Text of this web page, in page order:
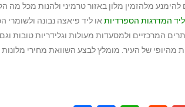
להימנע מלהזמין מלון באזור טרמיני ולהנות מכל מה
המדרגות הספרדיות או ליד פיאצה נבונה
המרכזיים ולמסעדות מעולות וגלידריות טובות
מהיופי של העיר. מומלץ לבצע השוואת מחירי מלונות